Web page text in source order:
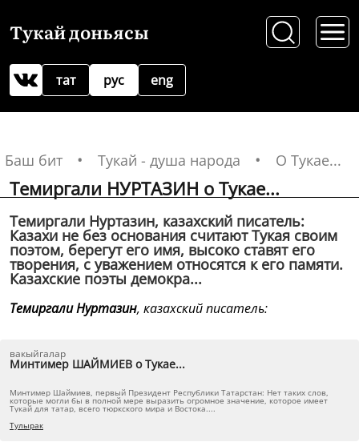
Тукай доньясы
рус
тат eng
Баш бит Тукай - душа народа О Тукае...
Темиргали НУРТАЗИН о Тукае...
Темиргали Нуртазин, казахский писатель:
Казахи не без основания считают Тукая своим
поэтом, берегут его имя, высоко ставят его
творения, с уважением относятся к его памяти.
Казахские поэты демокра...
Темиргали Нуртазин, казахский писатель:
вакыйгалар
Минтимер ШАЙМИЕВ о Тукае...
Минтимер Шаймиев, первый Президент Республики Татарстан: Нет таких слов,
которые могли бы в полной мере выразить огромное значение, которое имеет
Тукай для татар, всего тюркского мира и Востока....
Тулырак